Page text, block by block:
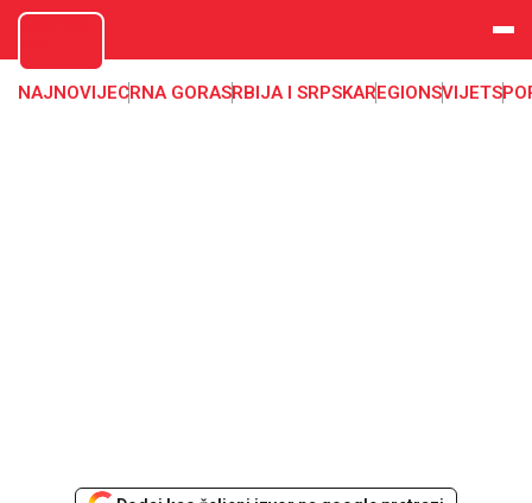
aloonline.
NAJNOVIJECRNA GORASRBIJA I SRPSKAREGIONSVIJET